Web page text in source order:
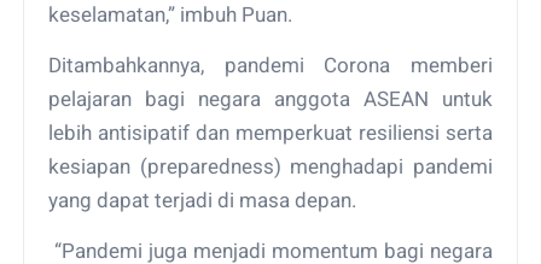
keselamatan,” imbuh Puan.
Ditambahkannya, pandemi Corona memberi
pelajaran bagi negara anggota ASEAN untuk
lebih antisipatif dan memperkuat resiliensi serta
kesiapan (preparedness) menghadapi pandemi
yang dapat terjadi di masa depan.
“Pandemi juga menjadi momentum bagi negara